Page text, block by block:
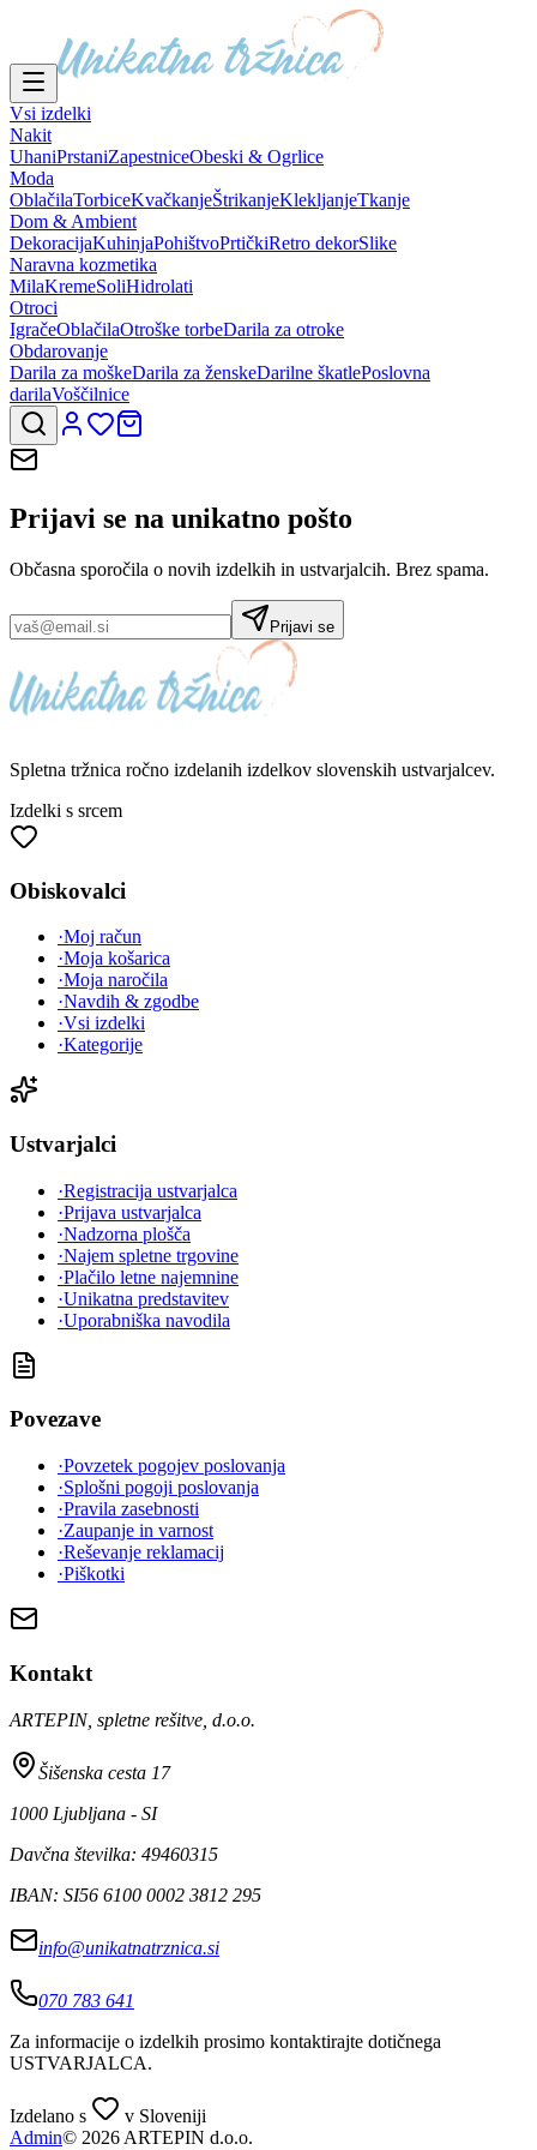
Vsi izdelki
Nakit
UhaniPrstaniZapestniceObeski & Ogrlice
Moda
OblačilaTorbiceKvačkanjeŠtrikanjeKlekljanjeTkanje
Dom & Ambient
DekoracijaKuhinjaPohištvoPrtičkiRetro dekorSlike
Naravna kozmetika
MilaKremeSoliHidrolati
Otroci
IgračeOblačilaOtroške torbeDarila za otroke
Obdarovanje
Darila za moškeDarila za ženskeDarilne škatlePoslovna
darilaVoščilnice
Prijavi se na unikatno pošto
Občasna sporočila o novih izdelkih in ustvarjalcih. Brez spama.
Prijavi se
Spletna tržnica ročno izdelanih izdelkov slovenskih ustvarjalcev.
Izdelki s srcem
Obiskovalci
·Moj račun
·Moja košarica
·Moja naročila
·Navdih & zgodbe
·Vsi izdelki
·Kategorije
Ustvarjalci
·Registracija ustvarjalca
·Prijava ustvarjalca
·Nadzorna plošča
·Najem spletne trgovine
·Plačilo letne najemnine
·Unikatna predstavitev
·Uporabniška navodila
Povezave
·Povzetek pogojev poslovanja
·Splošni pogoji poslovanja
·Pravila zasebnosti
·Zaupanje in varnost
·Reševanje reklamacij
·Piškotki
Kontakt
ARTEPIN, spletne rešitve, d.o.o.
Šišenska cesta 17
1000 Ljubljana - SI
Davčna številka: 49460315
IBAN: SI56 6100 0002 3812 295
info@unikatnatrznica.si
070 783 641
Za informacije o izdelkih prosimo kontaktirajte dotičnega
USTVARJALCA.
Izdelano s
v Sloveniji
Admin© 2026 ARTEPIN d.o.o.